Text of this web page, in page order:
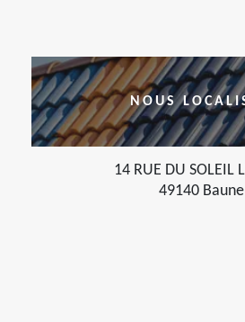
NOUS
14 RUE DU SOLEIL
49140 Baune